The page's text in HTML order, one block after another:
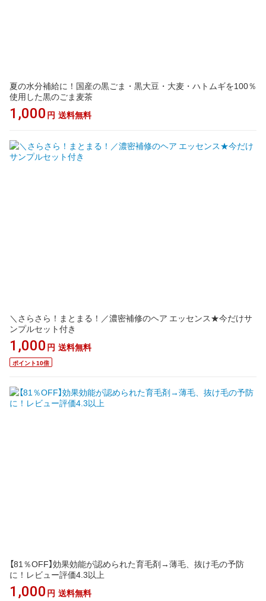
夏の水分補給に！国産の黒ごま・黒大豆・大麦・ハトムギを100％
使用した黒のごま麦茶
1,000 円 送料無料
＼さらさら！まとまる！／濃密補修のヘア エッセンス★今だけサ
ンプルセット付き
1,000 円 送料無料
ポイント10倍
【81％OFF】効果効能が認められた育毛剤→薄毛、抜け毛の予防
に！レビュー評価4.3以上
1,000 円 送料無料